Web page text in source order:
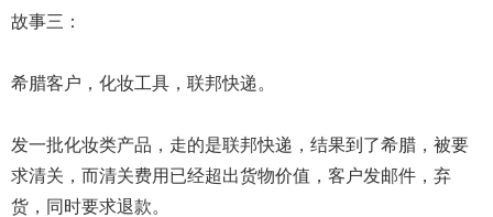
故事三：
希腊客户，化妆工具，联邦快递。
发一批化妆类产品，走的是联邦快递，结果到了希腊，被要
求清关，而清关费用已经超出货物价值，客户发邮件，弃
货，同时要求退款。